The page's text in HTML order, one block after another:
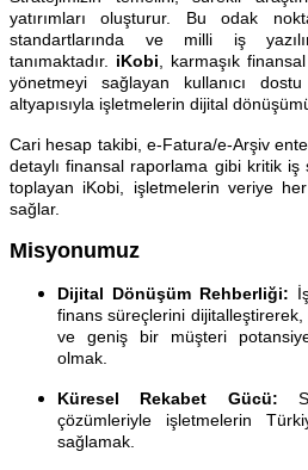
yatırımları oluşturur. Bu odak
standartlarında ve milli iş
tanımaktadır. iKobi , karmaşık
yönetmeyi sağlayan kullanıcı
altyapısıyla işletmelerin dijital
Cari hesap takibi, e-Fatura/e-Arşiv
detaylı finansal raporlama gibi kritik
toplayan iKobi, işletmelerin veriye
sağlar.
Misyonumuz
Dijital Dönüşüm Rehberliği:
finans süreçlerini dijitalleştirerek,
ve geniş bir müşteri
olmak.
Küresel Rekabet Gücü:
çözümleriyle işletmelerin
sağlamak.